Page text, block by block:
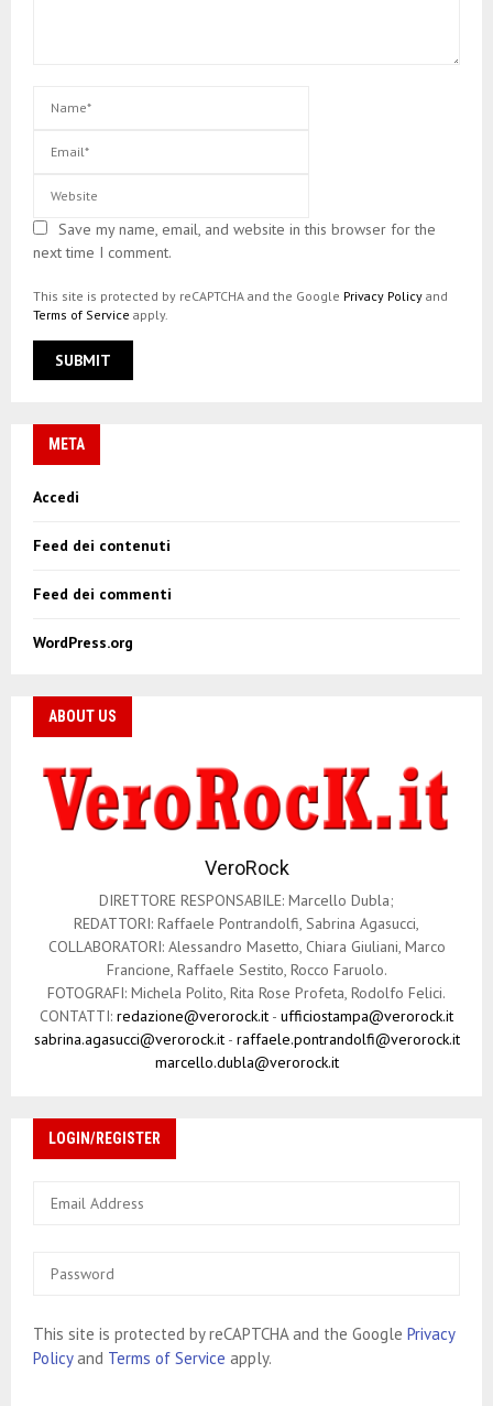
Save my name, email, and website in this browser for the
next time I comment.
This site is protected by reCAPTCHA and the Google Privacy Policy and
Terms of Service apply.
META
Accedi
Feed dei contenuti
Feed dei commenti
WordPress.org
ABOUT US
VeroRock
DIRETTORE RESPONSABILE: Marcello Dubla;
REDATTORI: Raffaele Pontrandolfi, Sabrina Agasucci,
COLLABORATORI: Alessandro Masetto, Chiara Giuliani, Marco
Francione, Raffaele Sestito, Rocco Faruolo.
FOTOGRAFI: Michela Polito, Rita Rose Profeta, Rodolfo Felici.
CONTATTI: redazione@verorock.it - ufficiostampa@verorock.it
sabrina.agasucci@verorock.it- raffaele.pontrandolfi@verorock.it
marcello.dubla@verorock.it
LOGIN/REGISTER
This site is protected by reCAPTCHA and the Google Privacy
Policyand Terms of Service apply.